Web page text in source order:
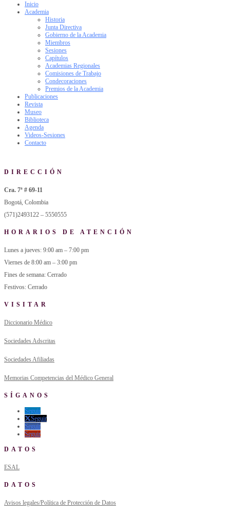
Inicio
Academia
Historia
Junta Directiva
Gobierno de la Academia
Miembros
Sesiones
Capítulos
Academias Regionales
Comisiones de Trabajo
Condecoraciones
Premios de la Academia
Publicaciones
Revista
Museo
Biblioteca
Agenda
Videos-Sesiones
Contacto
DIRECCIÓN
Cra. 7ª # 69-11
Bogotá, Colombia
(571)2493122 – 5550555
HORARIOS DE ATENCIÓN
Lunes a jueves: 9:00 am – 7:00 pm
Viernes de 8:00 am – 3:00 pm
Fines de semana: Cerrado
Festivos: Cerrado
VISITAR
Diccionario Médico
Sociedades Adscritas
Sociedades Afiliadas
Memorias Competencias del Médico General
SÍGANOS
Seguir
Seguir
Seguir
Seguir
DATOS
ESAL
DATOS
Avisos legales/Política de Protección de Datos